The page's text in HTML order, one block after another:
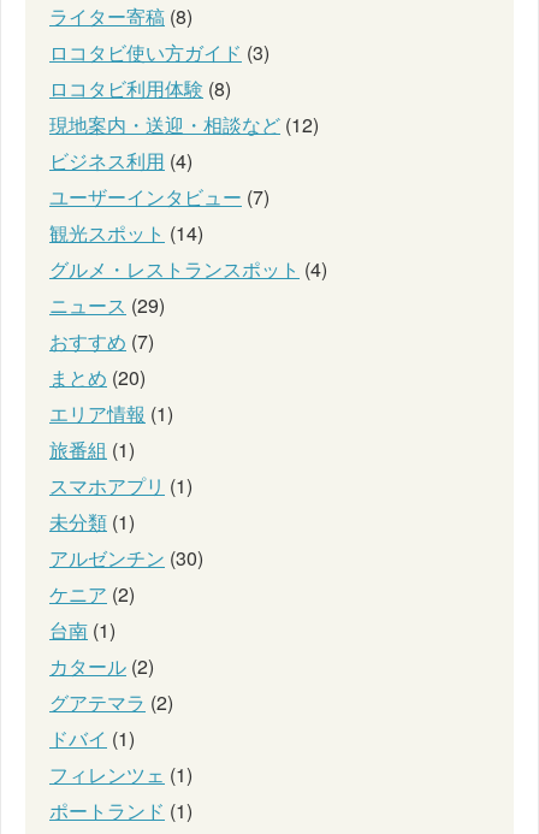
ライター寄稿 (8)
ロコタビ使い方ガイド (3)
ロコタビ利用体験 (8)
現地案内・送迎・相談など (12)
ビジネス利用 (4)
ユーザーインタビュー (7)
観光スポット (14)
グルメ・レストランスポット (4)
ニュース (29)
おすすめ (7)
まとめ (20)
エリア情報 (1)
旅番組 (1)
スマホアプリ (1)
未分類 (1)
アルゼンチン (30)
ケニア (2)
台南 (1)
カタール (2)
グアテマラ (2)
ドバイ (1)
フィレンツェ (1)
ポートランド (1)